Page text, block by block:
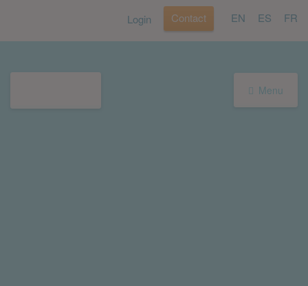
Login Contact EN ES FR
Menu